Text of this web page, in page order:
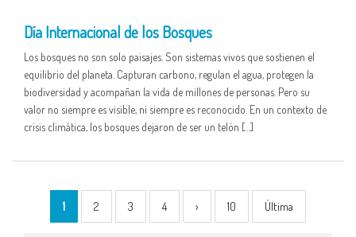
Día Internacional de los Bosques
Los bosques no son solo paisajes. Son sistemas vivos que sostienen el
equilibrio del planeta. Capturan carbono, regulan el agua, protegen la
biodiversidad y acompañan la vida de millones de personas. Pero su
valor no siempre es visible, ni siempre es reconocido. En un contexto de
crisis climática, los bosques dejaron de ser un telón […]
1 2 3 4 › 10 Última